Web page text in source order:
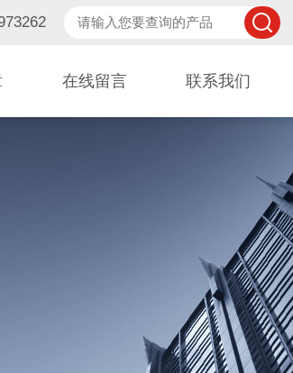
在线留言 联系我们